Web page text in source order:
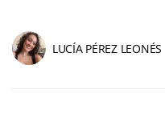
LUCÍA PÉREZ LEONÉS